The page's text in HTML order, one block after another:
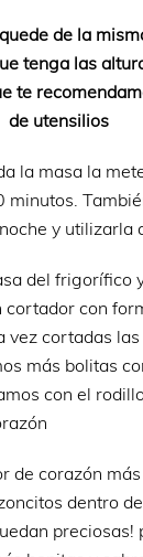
de la
tenga las
te
de utensilios
la masa la
minutos.
y utilizarla
del frigorífico
cortador con
vez cortadas las
más bolitas
con el
de corazón
dentro
preciosas!